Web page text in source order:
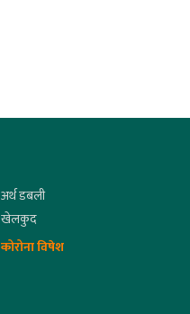
अर्थ डबली
खेलकुद
कोरोना विषेश